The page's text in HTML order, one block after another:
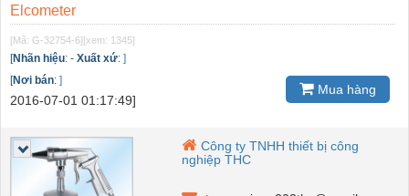
Elcometer
[Mã: G-32754-6] [xem: 1345]
[Nhãn hiệu: - Xuất xứ: ]
[Nơi bán: ]
2016-07-01 01:17:49]
Mua hàng
Công ty TNHH thiết bị công
nghiệp THC